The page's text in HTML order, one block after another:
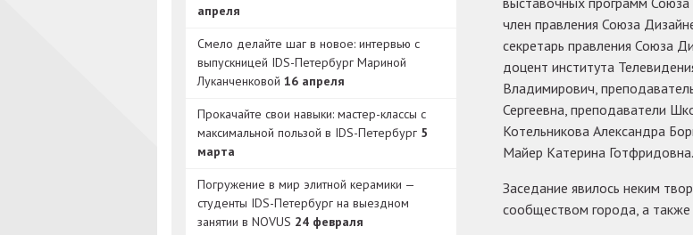
апреля
Смело делайте шаг в новое: интервью с
выпускницей IDS-Петербург Мариной
Луканченковой 16 апреля
Прокачайте свои навыки: мастер-классы с
максимальной пользой в IDS-Петербург 5
марта
Погружение в мир элитной керамики —
студенты IDS-Петербург на выездном
занятии в NOVUS 24 февраля
член правления Союза
секретарь правления Союза
доцент института
Владимирович,
Сергеевна, преподаватели
Котельникова Александра
Майер Катерина Готфридовна.
Заседание явилось неким
сообществом города, а